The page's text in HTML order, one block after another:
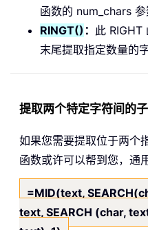
函数的 num_chars 参
RINGT() ： 此 RIGHT
末尾提取指定数量的字
提取两个特定字符间的
如果您需要提取位于两个
函数或许可以帮到您，通
=MID(text,
text, SEARCH (char,